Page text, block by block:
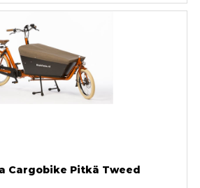
Cargobike Pitkä Tweed